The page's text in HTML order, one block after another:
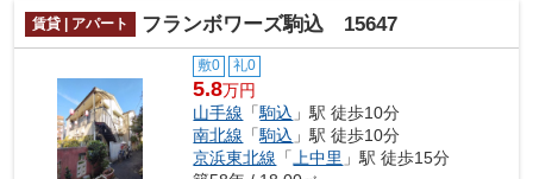
賃貸 | アパート フランボワーズ駒込 15647
敷0 礼0
5.8万円
山手線 「駒込 」駅 徒歩10分
南北線 「駒込 」駅 徒歩10分
京浜東北線 「 上中里 」駅 徒歩15分